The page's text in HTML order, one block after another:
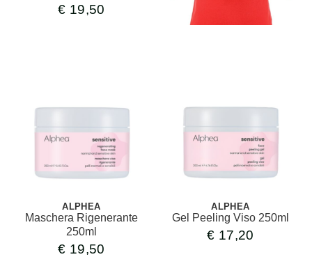
€ 19,50
ALPHEA
Maschera Rigenerante
250ml
€ 19,50
ALPHEA
Gel Peeling Viso 250ml
€ 17,20